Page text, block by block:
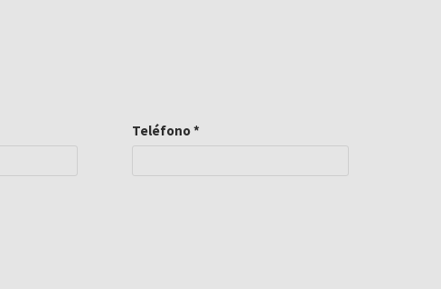
Teléfono*